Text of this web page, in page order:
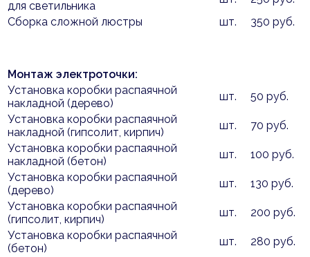
для светильника
Сборка сложной люстры
шт. 350 руб.
Монтаж электроточки:
Установка коробки распаячной
накладной (дерево)
шт.
50 руб.
Установка коробки распаячной
накладной (гипсолит, кирпич)
шт.
70 руб.
Установка коробки распаячной
накладной (бетон)
шт.
100 руб.
Установка коробки распаячной
(дерево)
шт.
130 руб.
Установка коробки распаячной
(гипсолит, кирпич)
шт.
200 руб.
Установка коробки распаячной
(бетон)
шт.
280 руб.